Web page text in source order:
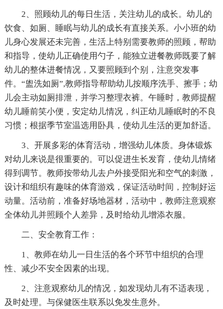
2、照顾幼儿的每日生活，关注幼儿的成长。幼儿的
饮食、如厕、睡眠与幼儿的成长有直接关系。小小班的幼
儿身心发展还未完善，生活上特别需要教师的照顾，帮助
和指导，使幼儿正确使用勺子，能独立进餐教师既要了解
幼儿的整体进餐情况，又要照顾到个别，注意突发事
件。“盥洗如厕”,教师指导帮助幼儿按顺序洗手、擦手；幼
儿会主动如厕排泄，并学习整理衣裤。午睡时，教师提醒
幼儿睡前笑小便，安定幼儿情况，纠正幼儿睡眠时的不良
习惯；根据季节室温选用卧具，使幼儿生活的更加舒适。
3、开展多彩的体育活动，增强幼儿体质。身体锻炼
对幼儿来说是很重要的。可以促进生长发育，使幼儿情绪
得到调节。教师按带幼儿去户外接受阳光和空气的刺激，
设计和组织有趣味的体育游戏，保证活动时间，控制好运
动量。活动前，准备好场地器材，活动中，教师注意观察
全体幼儿并照顾个人差异，及时给幼儿增添衣服。
二、安全教育工作：
1、教师在幼儿一日生活的各个环节中组织的合理
性、减少不安全因素的出现。
2、注意观察幼儿的情况，如发现幼儿有不适表现，
及时处理。与保健医生联系以免发生意外。